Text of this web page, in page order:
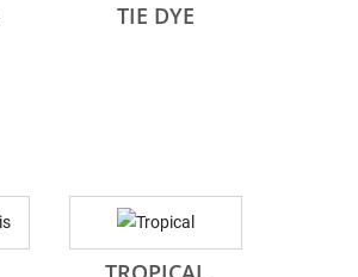
TIE DYE